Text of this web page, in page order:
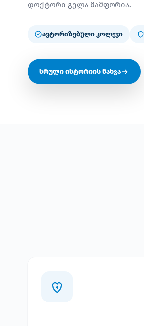
დოქტორი გელა მამფორია.
ავტორიზებული კოლეჯი
სრული ისტორიის ნახვა